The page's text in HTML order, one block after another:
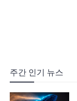
주간 인기 뉴스